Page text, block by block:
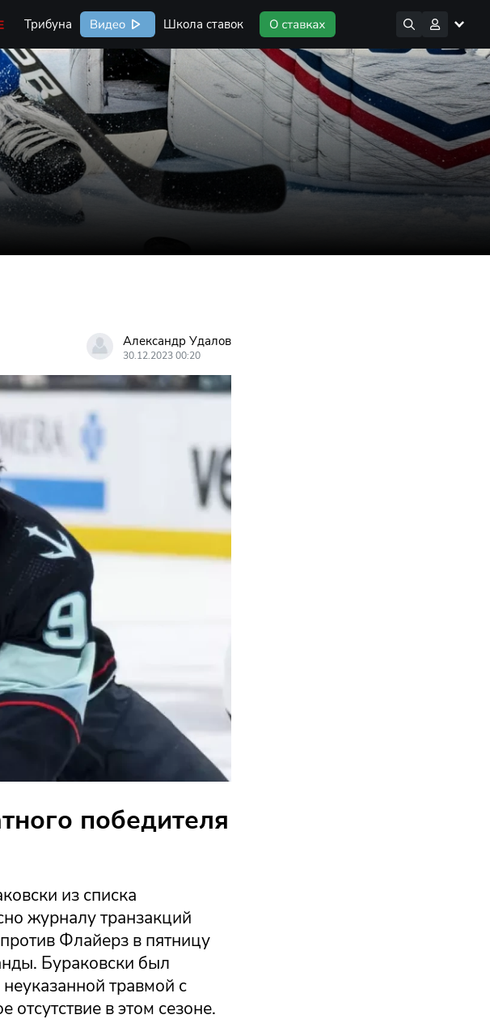
Трибуна Видео Школа ставок
Александр Удалов
30.12.2023 00:20
победителя
из списка
журналу транзакций
Флайерз в пятницу
Бураковски был
травмой с
отсутствие в этом сезоне.